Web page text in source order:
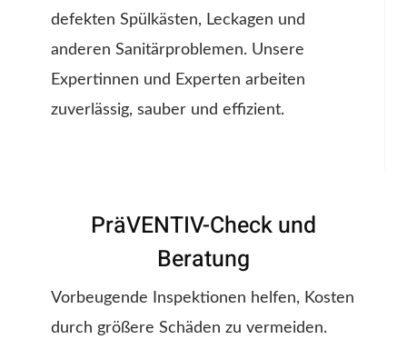
defekten Spülkästen, Leckagen und
anderen Sanitärproblemen. Unsere
Expertinnen und Experten arbeiten
zuverlässig, sauber und effizient.
PräVENTIV-Check und
Beratung
Vorbeugende Inspektionen helfen, Kosten
durch größere Schäden zu vermeiden.